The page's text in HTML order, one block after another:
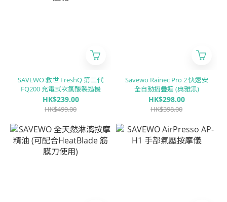
SAVEWO 救世 FreshQ 第二代
FQ200 充電式次氯酸製造機
HK$239.00
HK$499.00
Savewo Rainec Pro 2 快速安
全自動摺疊遮 (典雅黑)
HK$298.00
HK$398.00